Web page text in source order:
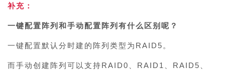
补充：
一键配置阵列和手动配置阵列有什么区别呢？
一键配置默认分时建的阵列类型为RAID5。
而手动创建阵列可以支持RAID0、RAID1、RAID5、